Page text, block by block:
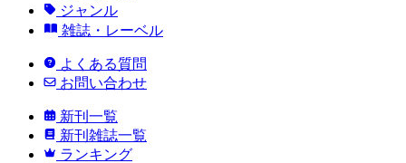
ジャンル
雑誌・レーベル
よくある質問
お問い合わせ
新刊一覧
新刊雑誌一覧
ランキング